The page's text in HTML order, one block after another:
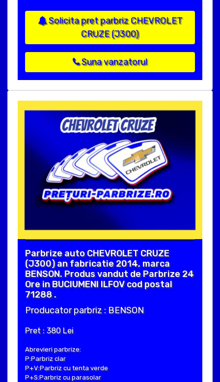
Solicita pret parbriz CHEVROLET
CRUZE (J300)
Suna vanzatorul
Parbrize auto CHEVROLET CRUZE
(J300) an fabricatie 2014, marca
BENSON. Produs vandut de Parbrize 24
Ore in BUCIUMENI ILFOV cod postal
71288 .
Producator parbriz : BENSON
Pret : 380 Lei
Abrevieri parbrize:
P:Parbriz clar
P+V:Parbriz cu tenta verde
P+S:Parbriz cu parasolar